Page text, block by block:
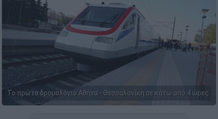
Το πρώτο δρομολόγιο Αθήνα - Θεσσαλονίκη σε κάτω από 4 ώρες